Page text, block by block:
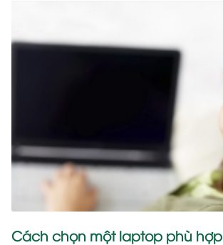
Cách chọn một laptop phù hợp